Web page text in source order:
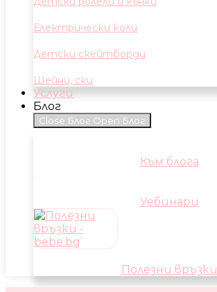
Електрически коли
Детски скейтборди
Шейни, ски
Услуги
Блог
Close Блог Open Блог
Към блога
Уебинари
Полезни връзки